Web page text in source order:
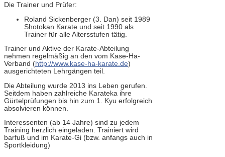
Die Trainer und Prüfer:
Roland Sickenberger (3. Dan) seit 1989
Shotokan Karate und seit 1990 als
Trainer für alle Altersstufen tätig.
Trainer und Aktive der Karate-Abteilung
nehmen regelmäßig an den vom Kase-Ha-
Verband (http://www.kase-ha-karate.de)
ausgerichteten Lehrgängen teil.
Die Abteilung wurde 2013 ins Leben gerufen.
Seitdem haben zahlreiche Karateka ihre
Gürtelprüfungen bis hin zum 1. Kyu erfolgreich
absolvieren können.
Interessenten (ab 14 Jahre) sind zu jedem
Training herzlich eingeladen. Trainiert wird
barfuß und im Karate-Gi (bzw. anfangs auch in
Sportkleidung)